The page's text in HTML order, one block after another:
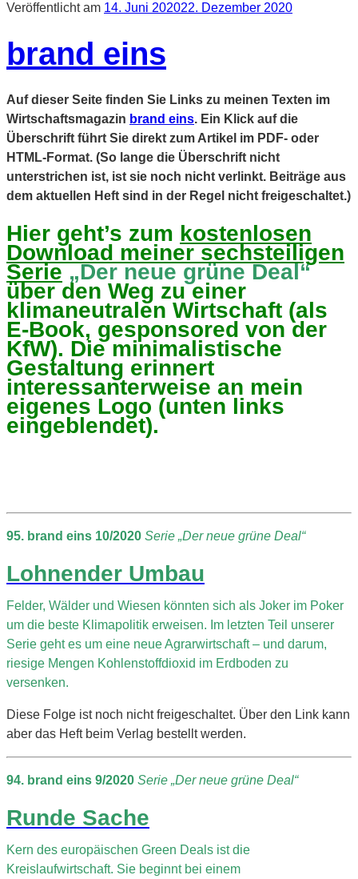
Veröffentlicht am 14. Juni 202022. Dezember 2020
brand eins
Auf dieser Seite finden Sie Links zu meinen Texten im
Wirtschaftsmagazin brand eins. Ein Klick auf die
Überschrift führt Sie direkt zum Artikel im PDF- oder
HTML-Format. (So lange die Überschrift nicht
unterstrichen ist, ist sie noch nicht verlinkt. Beiträge aus
dem aktuellen Heft sind in der Regel nicht freigeschaltet.)
Hier geht’s zum kostenlosen
Download meiner sechsteiligen
Serie „Der neue grüne Deal“
über den Weg zu einer
klimaneutralen Wirtschaft (als
E-Book, gesponsored von der
KfW). Die minimalistische
Gestaltung erinnert
interessanterweise an mein
eigenes Logo (unten links
eingeblendet).
95. brand eins 10/2020 Serie „Der neue grüne Deal“
Lohnender Umbau
Felder, Wälder und Wiesen könnten sich als Joker im Poker
um die beste Klimapolitik erweisen. Im letzten Teil unserer
Serie geht es um eine neue Agrarwirtschaft – und darum,
riesige Mengen Kohlenstoffdioxid im Erdboden zu
versenken.
Diese Folge ist noch nicht freigeschaltet. Über den Link kann
aber das Heft beim Verlag bestellt werden.
94. brand eins 9/2020 Serie „Der neue grüne Deal“
Runde Sache
Kern des europäischen Green Deals ist die
Kreislaufwirtschaft. Sie beginnt bei einem